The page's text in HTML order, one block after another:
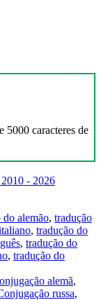
5000 caracteres de
- 2026
do alemão, tradução
, tradução do
, tradução do
, tradução do
alemã,
russa,